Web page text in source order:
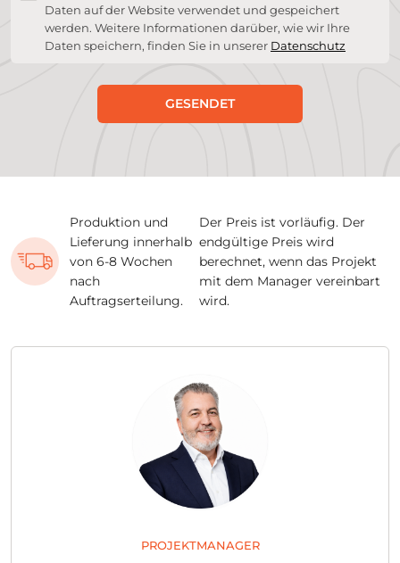
Daten auf der Website verwendet und gespeichert
werden. Weitere Informationen darüber, wie wir Ihre
Daten speichern, finden Sie in unserer Datenschutz
GESENDET
Produktion und
Lieferung innerhalb
von 6-8 Wochen
nach
Auftragserteilung.
Der Preis ist vorläufig. Der
endgültige Preis wird
berechnet, wenn das Projekt
mit dem Manager vereinbart
wird.
PROJEKTMANAGER